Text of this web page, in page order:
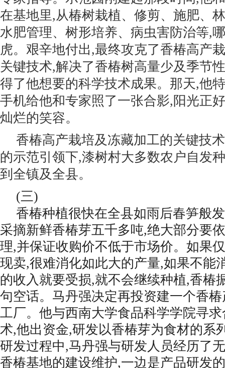
在基地里,从椿树栽植、修剪、施肥、
水肥管理、树形培养、病虫害防治等,
虎。艰辛地付出,最终攻克了香椿高产
关键技术,解决了香椿树高量少及季节
得了他想要的科学技术成果。那天,他
手机给他和专家照了一张合影,阳光正
灿烂的笑容。
香椿高产栽培及冻藏加工的关键技
的示范引领下,漆树村大多数农户自发
到全镇及全县。
(三)
香椿种植很快在全县如雨后春笋般
采摘新鲜香椿芽五千多吨,绝大部分要
理,并保证收购价不低于市场价。如果
现卖,很难消化如此大的产量,如果不能
的收入就要受损,就不会继续种植,香椿
句空话。马丹强决定再投资建一个香
工厂。他与西南大学食品科学学院寻
术,他出资金,研发以香椿芽为食材的系
研发过程中,马丹强与研发人员经历了
香椿基地的建设维护,一边是产品研发